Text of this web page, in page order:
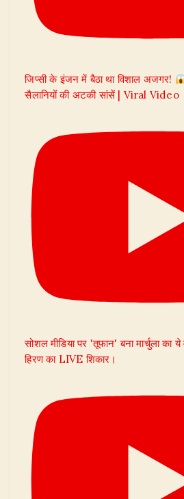
जिप्सी के इंजन में बैठा था विशाल अजगर!
सैलानियों की अटकी सांसें | Viral Video
सोशल मीडिया पर 'तूफान' बना मार्चुला का
हिरण का LIVE शिकार।